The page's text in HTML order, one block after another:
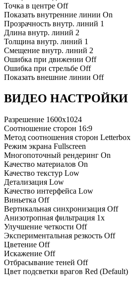
Точка в центре Off
Показать внутренние линии On
Прозрачность внутр. линий 1
Длина внутр. линий 2
Толщина внутр. линий 1
Смещение внутр. линий 2
Ошибка при движении Off
Ошибка при стрельбе Off
Показать внешние линии Off
ВИДЕО НАСТРОЙКИ
Разрешение 1600x1024
Соотношение сторон 16:9
Метод соотношения сторон Letterbox
Режим экрана Fullscreen
Многопоточный рендеринг On
Качество материалов On
Качество текстур Low
Детализация Low
Качество интерфейса Low
Виньетка Off
Вертикальная синхронизация Off
Анизотропная фильтрация 1x
Улучшение четкости Off
Экспериментальная резкость Off
Цветение Off
Искажение Off
Отбрасывание теней Off
Цвет подсветки врагов Red (Default)